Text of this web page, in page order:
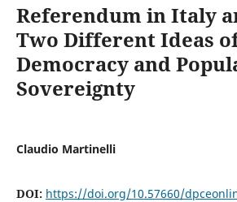
Referendum in Italy
Two Different Ideas
Democracy and
Sovereignty
Claudio Martinelli
DOI: https://doi.org/10.57660/